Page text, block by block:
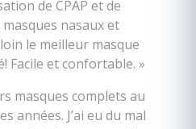
de CPAP et de
nasaux et
le meilleur masque
Facile et confortable. »
masques complets au
années. J’ai eu du mal